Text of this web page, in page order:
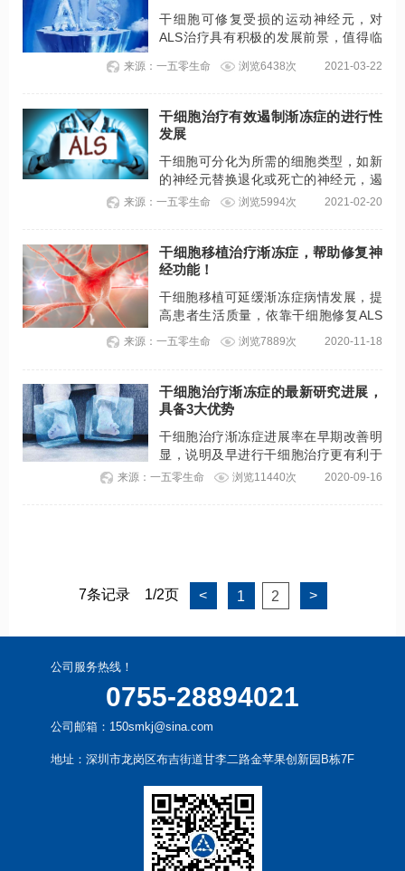
干细胞可修复受损的运动神经元，对
ALS治疗具有积极的发展前景，值得临
来源：一五零生命 浏览6438次 2021-03-22
干细胞治疗有效遏制渐冻症的进行性
发展
干细胞可分化为所需的细胞类型，如新
的神经元替换退化或死亡的神经元，遏
制疾病的进行性发展。干细胞治疗在动
来源：一五零生命 浏览5994次 2021-02-20
干细胞移植治疗渐冻症，帮助修复神
经功能！
干细胞移植可延缓渐冻症病情发展，提
高患者生活质量，依靠干细胞修复ALS
患者的神经功能是安全和有效的！
来源：一五零生命 浏览7889次 2020-11-18
干细胞治疗渐冻症的最新研究进展，
具备3大优势
干细胞治疗渐冻症进展率在早期改善明
显，说明及早进行干细胞治疗更有利于
渐冻症的恢复。另外，MSC-NTF注射后
来源：一五零生命 浏览11440次 2020-09-16
7条记录 1/2页 < 1 2 >
公司服务热线！
0755-28894021
公司邮箱：150smkj@sina.com
地址：深圳市龙岗区布吉街道甘李二路金苹果创新园B栋7F